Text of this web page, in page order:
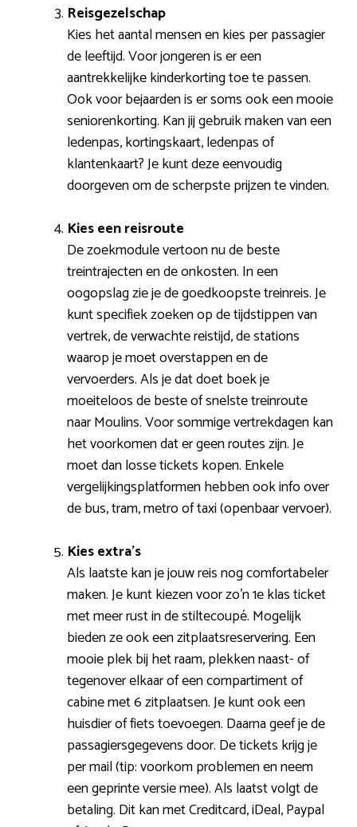
Reisgezelschap
Kies het aantal mensen en kies per passagier
de leeftijd. Voor jongeren is er een
aantrekkelijke kinderkorting toe te passen.
Ook voor bejaarden is er soms ook een mooie
seniorenkorting. Kan jij gebruik maken van een
ledenpas, kortingskaart, ledenpas of
klantenkaart? Je kunt deze eenvoudig
doorgeven om de scherpste prijzen te vinden.
Kies een reisroute
De zoekmodule vertoon nu de beste
treintrajecten en de onkosten. In een
oogopslag zie je de goedkoopste treinreis. Je
kunt specifiek zoeken op de tijdstippen van
vertrek, de verwachte reistijd, de stations
waarop je moet overstappen en de
vervoerders. Als je dat doet boek je
moeiteloos de beste of snelste treinroute
naar Moulins. Voor sommige vertrekdagen kan
het voorkomen dat er geen routes zijn. Je
moet dan losse tickets kopen. Enkele
vergelijkingsplatformen hebben ook info over
de bus, tram, metro of taxi (openbaar vervoer).
Kies extra’s
Als laatste kan je jouw reis nog comfortabeler
maken. Je kunt kiezen voor zo’n 1e klas ticket
met meer rust in de stiltecoupé. Mogelijk
bieden ze ook een zitplaatsreservering. Een
mooie plek bij het raam, plekken naast- of
tegenover elkaar of een compartiment of
cabine met 6 zitplaatsen. Je kunt ook een
huisdier of fiets toevoegen. Daarna geef je de
passagiersgegevens door. De tickets krijg je
per mail (tip: voorkom problemen en neem
een geprinte versie mee). Als laatst volgt de
betaling. Dit kan met Creditcard, iDeal, Paypal